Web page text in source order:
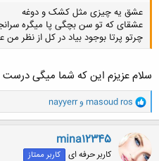
عشق یه چیزی مثل کشک و دوغه
عشقای که تو سن بچگی پا میگره
چرتو پرتا بوجود بیاد در کل از نظر
سلام عزیزم این که شما میگی
و
ا
ک
ن
ش
ه
masoud ros وnayyerr
mina12345
کاربر حرفه ای کاربر ممتاز